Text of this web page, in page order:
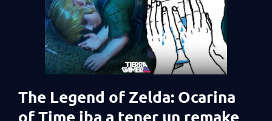
The Legend of Zelda: Ocarina
of Time iba a tener un remake